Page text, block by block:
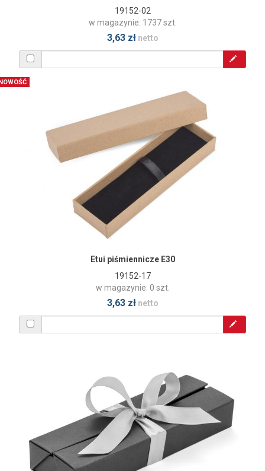
19152-02
w magazynie: 1737 szt.
3,63 złnetto
Etui piśmiennicze E30
19152-17
w magazynie: 0 szt.
3,63 złnetto